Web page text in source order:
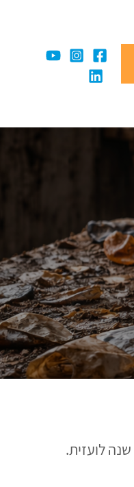
לועזית.